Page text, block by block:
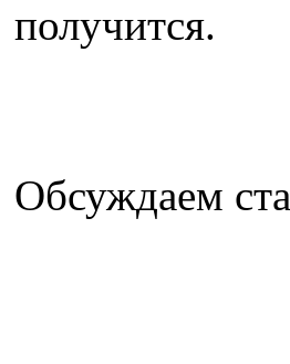
получится.
Обсуждаем